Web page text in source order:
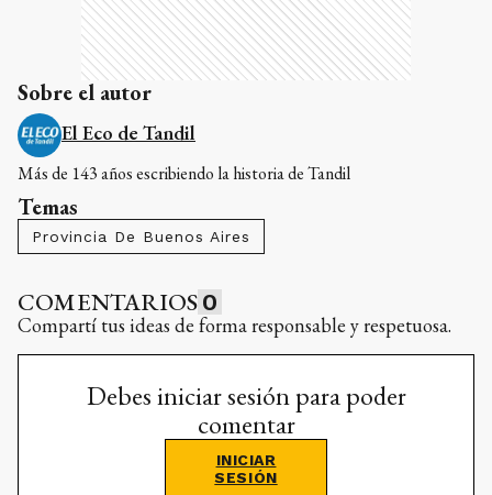
Sobre el autor
El Eco de Tandil
Más de 143 años escribiendo la historia de Tandil
Temas
Provincia De Buenos Aires
COMENTARIOS 0
Compartí tus ideas de forma responsable y respetuosa.
Debes iniciar sesión para poder
comentar
INICIAR
SESIÓN